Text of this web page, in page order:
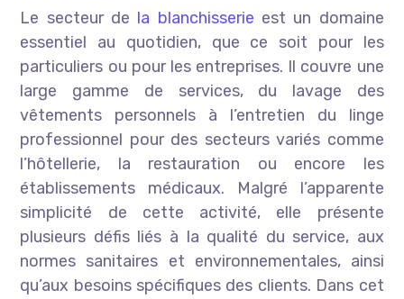
Le secteur de la blanchisserie est un domaine
essentiel au quotidien, que ce soit pour les
particuliers ou pour les entreprises. Il couvre une
large gamme de services, du lavage des
vêtements personnels à l’entretien du linge
professionnel pour des secteurs variés comme
l’hôtellerie, la restauration ou encore les
établissements médicaux. Malgré l’apparente
simplicité de cette activité, elle présente
plusieurs défis liés à la qualité du service, aux
normes sanitaires et environnementales, ainsi
qu’aux besoins spécifiques des clients. Dans cet